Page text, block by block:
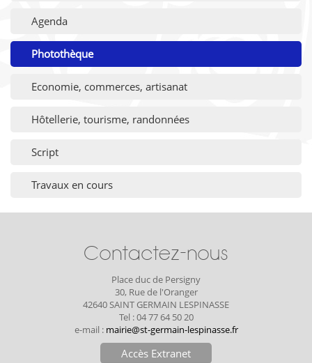
Agenda
Photothèque
Economie, commerces, artisanat
Hôtellerie, tourisme, randonnées
Script
Travaux en cours
Contactez-nous
Place duc de Persigny
30, Rue de l'Oranger
42640 SAINT GERMAIN LESPINASSE
Tel : 04 77 64 50 20
e-mail : mairie@st-germain-lespinasse.fr
Accès Extranet